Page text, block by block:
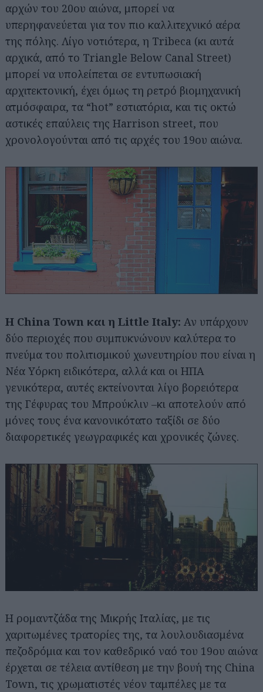
αρχών του 20ου αιώνα, μπορεί να
υπερηφανεύεται για τον πιο καλλιτεχνικό αέρα
της πόλης. Λίγο νοτιότερα, η Tribeca (κι αυτά
αρχικά, από το Triangle Below Canal Street)
μπορεί να υπολείπεται σε εντυπωσιακή
αρχιτεκτονική, έχει όμως τη ρετρό βιομηχανική
ατμόσφαιρα, τα “hot” εστιατόρια, και τις οκτώ
αστικές επαύλεις της Harrison street, που
χρονολογούνται από τις αρχές του 19ου αιώνα.
Η China Town και η Little Italy: Αν υπάρχουν
δύο περιοχές που συμπυκνώνουν καλύτερα το
πνεύμα του πολιτισμικού χωνευτηρίου που είναι η
Νέα Υόρκη ειδικότερα, αλλά και οι ΗΠΑ
γενικότερα, αυτές εκτείνονται λίγο βορειότερα
της Γέφυρας του Μπρούκλιν –κι αποτελούν από
μόνες τους ένα κανονικότατο ταξίδι σε δύο
διαφορετικές γεωγραφικές και χρονικές ζώνες.
Η ρομαντζάδα της Μικρής Ιταλίας, με τις
χαριτωμένες τρατορίες της, τα λουλουδιασμένα
πεζοδρόμια και τον καθεδρικό ναό του 19ου αιώνα
έρχεται σε τέλεια αντίθεση με την βουή της China
Town, τις χρωματιστές νέον ταμπέλες με τα